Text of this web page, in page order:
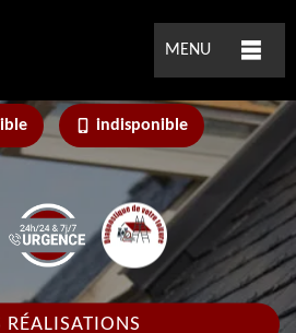
MENU
indisponible
RÉALISATIONS